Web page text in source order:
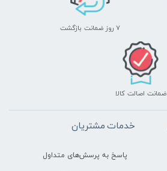
۷ روز ضمانت بازگشت
ضمانت اصالت کالا
خدمات مشتریان
پاسخ به پرسش‌های متداول